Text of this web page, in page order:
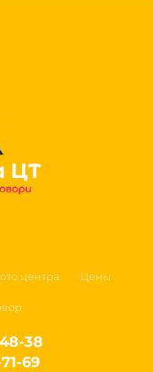
центра Цены
38
69